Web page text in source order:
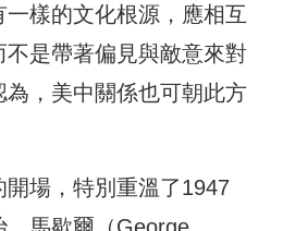
樣的文化根源，應相互
是帶著偏見與敵意來對
，美中關係也可朝此方
場，特別重溫了1947